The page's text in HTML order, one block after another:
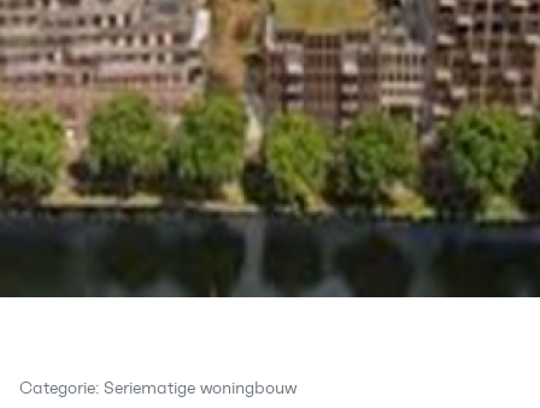
Categorie: Seriematige woningbouw